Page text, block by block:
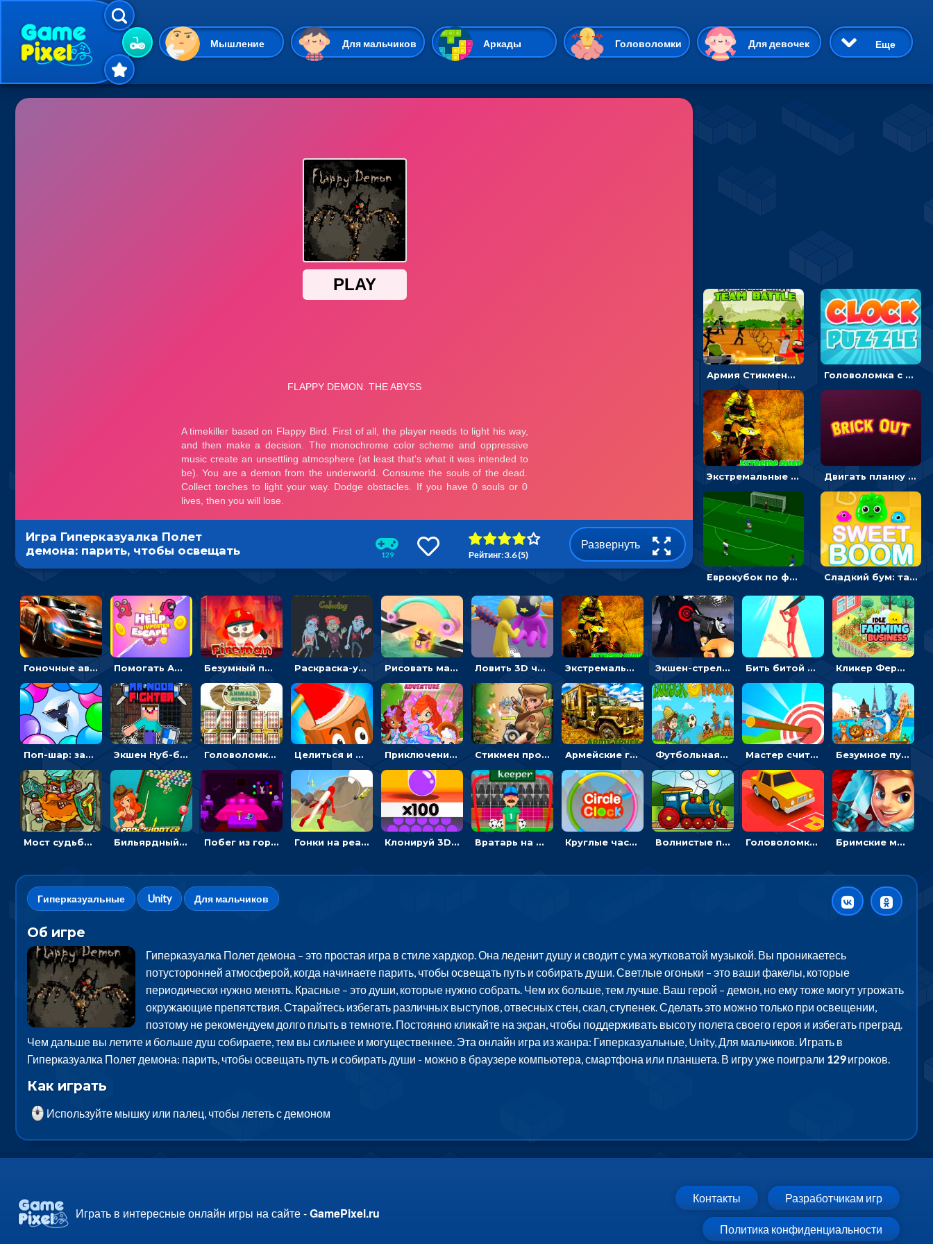
Мышление Для мальчиков Аркады Головоломки Для девочек
Гиперказуальные Казуальные Веселые 3D Приключения
Unity
Симуляторы
Пасьянс
Еще
Армия Стикмена: командный бой - сыграй на двоих Головоломка с часами для детей: читать время по циферблату
Экстремальные пазлы с квадроциклами: собирать крутые тачки Двигать планку и бить шариком по цветным блокам - гиперказуальная
Еврокубок по футболу 2021 в 3D: пасуй мяч и бей по воротам соперника Сладкий бум: тапнуть, чтобы взорвать желейки - головоломка
Игра Гиперказуалка Полет
демона: парить, чтобы освещать
путь и собирать души
129 Рейтинг: 3.6 (5)
Развернуть
Гоночные авто в пазлах: разбей картинку и собери снова Помогать Амонг Ас бежать из комнаты через преграды - приключения Безумный пожарный: направлять шланг, чтобы тушить горящие бревна Раскраска-ужастик: разукрась зомби и скелетов Рисовать машину и выигрывать гонку - для мальчиков Ловить 3D человечком своего цвета и собирать драгоценности - гиперказуалка Экстремальные пазлы с квадроциклами: собирать крутые тачки Экшен-стрелялка по зомби: целиться и попадать в бегущих монстров Бить битой по шарику, чтобы сбивать кубики с буквами на пути к финишу - 3D Кликер Фермерский бизнес: расти овощи, чтобы богатеть
Поп-шар: запускать колючку, чтобы лопать воздушные шарики Экшен Нуб-боец: прыгать через препятствия или бить врагов мечом Головоломка с животными: переворачивать карточки, чтобы находить пару Целиться и метать топор в 3D мишени Приключения Клуба Винкс: менять дорожки, чтобы собирать кристаллы Стикмен против Зомби: стрелять в зомби и развивать воина Армейские грузовики в пазлах: собери военную машину Футбольная ферма: бей по мячу, чтобы забивать в ворота и ловить звезды Мастер считать стрелы: увеличивать запас, чтобы поразить больше целей Безумное путешествие друзей по миру: собирать пазлы из фото с животными
Мост судьбы: прыгать по платформам и бить молотом орков Бильярдный пул: стрелять шариками, чтобы взрывать одинаковые Побег из горной деревни: решай головоломки, чтобы открыть ворота Гонки на реактивном ранце: избегать преград, чтобы лететь к финишу Клонируй 3D шарики и сливай их в воронку Вратарь на футбольном поле: тапай, чтобы отбивать мячи в воротах ногами и руками - спортивные Круглые часы: ловить цветную стрелку в одинаковом участке циферблата Волнистые пазлы с транспортом: собирай картинку из частей Головоломка Парк-стоянка: рисовать линии, чтобы парковать машины Бримские мечи: бежать через преграды, бить врагов и собирать монеты
Гиперказуальные Unity Для мальчиков
Об игре
Гиперказуалка Полет демона – это простая игра в стиле хардкор. Она леденит душу и сводит с ума жутковатой музыкой. Вы проникаетесь
потусторонней атмосферой, когда начинаете парить, чтобы освещать путь и собирать души. Светлые огоньки – это ваши факелы, которые
периодически нужно менять. Красные – это души, которые нужно собрать. Чем их больше, тем лучше. Ваш герой – демон, но ему тоже могут угрожать
окружающие препятствия. Старайтесь избегать различных выступов, отвесных стен, скал, ступенек. Сделать это можно только при освещении,
поэтому не рекомендуем долго плыть в темноте. Постоянно кликайте на экран, чтобы поддерживать высоту полета своего героя и избегать преград.
Чем дальше вы летите и больше душ собираете, тем вы сильнее и могущественнее. Эта онлайн игра из жанра: Гиперказуальные, Unity, Для мальчиков. Играть в
Гиперказуалка Полет демона: парить, чтобы освещать путь и собирать души - можно в браузере компьютера, смартфона или планшета. В игру уже поиграли 129игроков.
Как играть
Используйте мышку или палец, чтобы лететь с демоном
Играть в интересные онлайн игры на сайте -GamePixel.ru
Контакты Разработчикам игр
Политика конфиденциальности